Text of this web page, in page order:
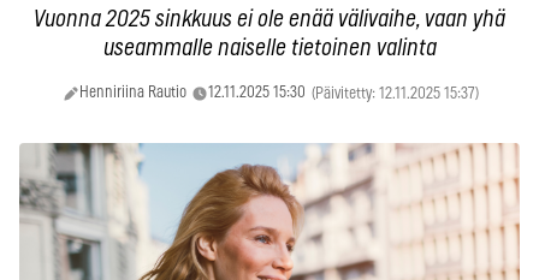
Vuonna 2025 sinkkuus ei ole enää välivaihe, vaan yhä
useammalle naiselle tietoinen valinta
Henniriina Rautio 12.11.2025 15:30 (Päivitetty: 12.11.2025 15:37)